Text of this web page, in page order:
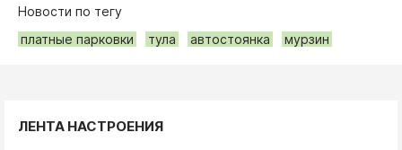
Новости по тегу
платные парковки
тула автостоянка мурзин
ЛЕНТА НАСТРОЕНИЯ